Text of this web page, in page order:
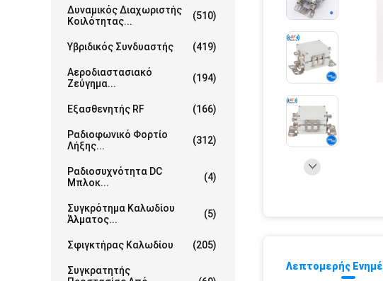
Δυναμικός Διαχωριστής
Κοιλότητας...
(510)
Υβριδικός Συνδυαστής (419)
Αεροδιαστασιακό
Ζεύγημα...
(194)
Εξασθενητής RF (166)
Ραδιοφωνικό Φορτίο
Λήξης...
(312)
Ραδιοσυχνότητα DC
Μπλοκ...
(4)
Συγκρότημα Καλωδίου
Άλματος...
(5)
Σφιγκτήρας Καλωδίου (205)
Συγκρατητής
Λεπτομερής